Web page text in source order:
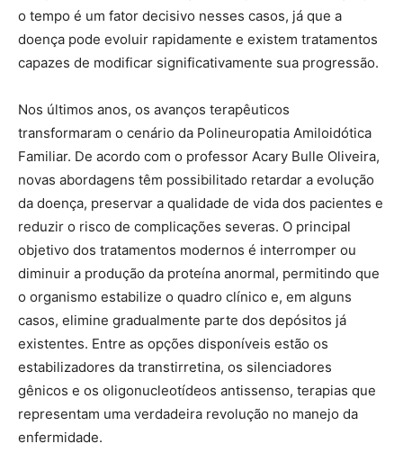
o tempo é um fator decisivo nesses casos, já que a
doença pode evoluir rapidamente e existem tratamentos
capazes de modificar significativamente sua progressão.
Nos últimos anos, os avanços terapêuticos
transformaram o cenário da Polineuropatia Amiloidótica
Familiar. De acordo com o professor Acary Bulle Oliveira,
novas abordagens têm possibilitado retardar a evolução
da doença, preservar a qualidade de vida dos pacientes e
reduzir o risco de complicações severas. O principal
objetivo dos tratamentos modernos é interromper ou
diminuir a produção da proteína anormal, permitindo que
o organismo estabilize o quadro clínico e, em alguns
casos, elimine gradualmente parte dos depósitos já
existentes. Entre as opções disponíveis estão os
estabilizadores da transtirretina, os silenciadores
gênicos e os oligonucleotídeos antissenso, terapias que
representam uma verdadeira revolução no manejo da
enfermidade.